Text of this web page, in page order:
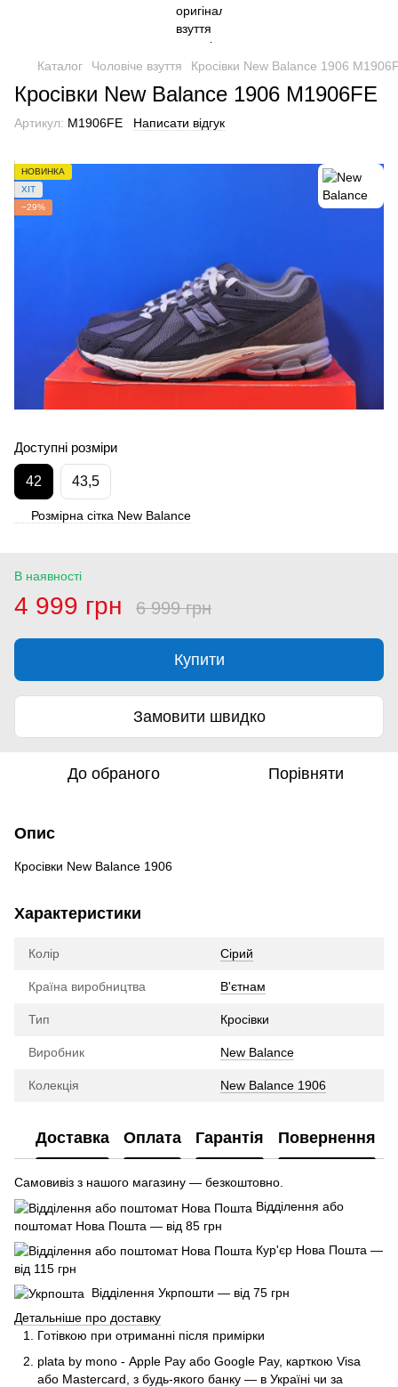
Каталог Чоловіче взуття Кросівки New Balance 1906
Кросівки New Balance 1906 M1906FE
Артикул: M1906FE Написати відгук
НОВИНКА
ХІТ
−29%
Доступні розміри
42 43,5
Розмірна сітка New Balance
В наявності
4 999 грн 6 999 грн
Купити
Замовити швидко
До обраного Порівняти
Опис
Кросівки New Balance 1906
Характеристики
Колір Сірий
Країна виробництва В'єтнам
Тип Кросівки
Виробник New Balance
Колекція New Balance 1906
Доставка Оплата Гарантія Повернення
Самовивіз з нашого магазину — безкоштовно.
Відділення або
поштомат Нова Пошта — від 85 грн
Кур'єр Нова Пошта —
від 115 грн
Відділення Укрпошти — від 75 грн
Детальніше про доставку
Готівкою при отриманні після примірки
plata by mono - Apple Pay або Google Pay, карткою Visa
або Mastercard, з будь-якого банку — в Україні чи за